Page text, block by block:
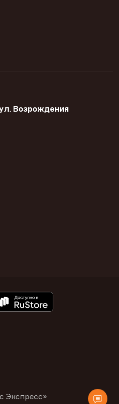
Возрождения
Экспресс»